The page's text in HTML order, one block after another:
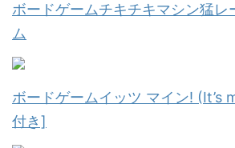
ボードゲームチキチキマシン猛レ
ム
ボードゲームイッツ マイン! (It’s
付き]